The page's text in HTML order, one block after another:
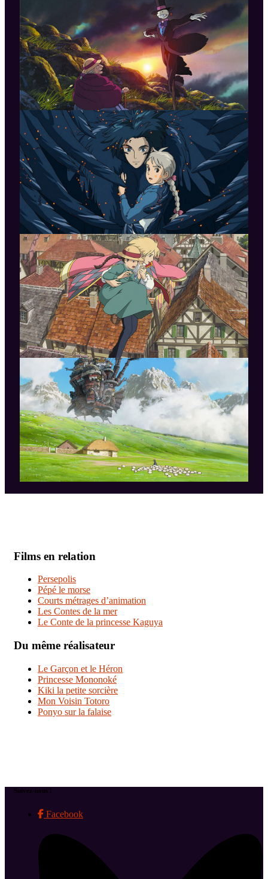
Films en relation
Persepolis
Pépé le morse
Courts métrages d’animation
Les Contes de la mer
Le Conte de la princesse Kaguya
Du même réalisateur
Le Garçon et le Héron
Princesse Mononoké
Kiki la petite sorcière
Mon Voisin Totoro
Ponyo sur la falaise
Suivez-nous !
Facebook